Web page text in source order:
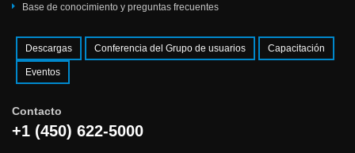
Base de conocimiento y preguntas frecuentes
Descargas Conferencia del Grupo de usuarios Capacitación
Eventos
Contacto
+1 (450) 622-5000